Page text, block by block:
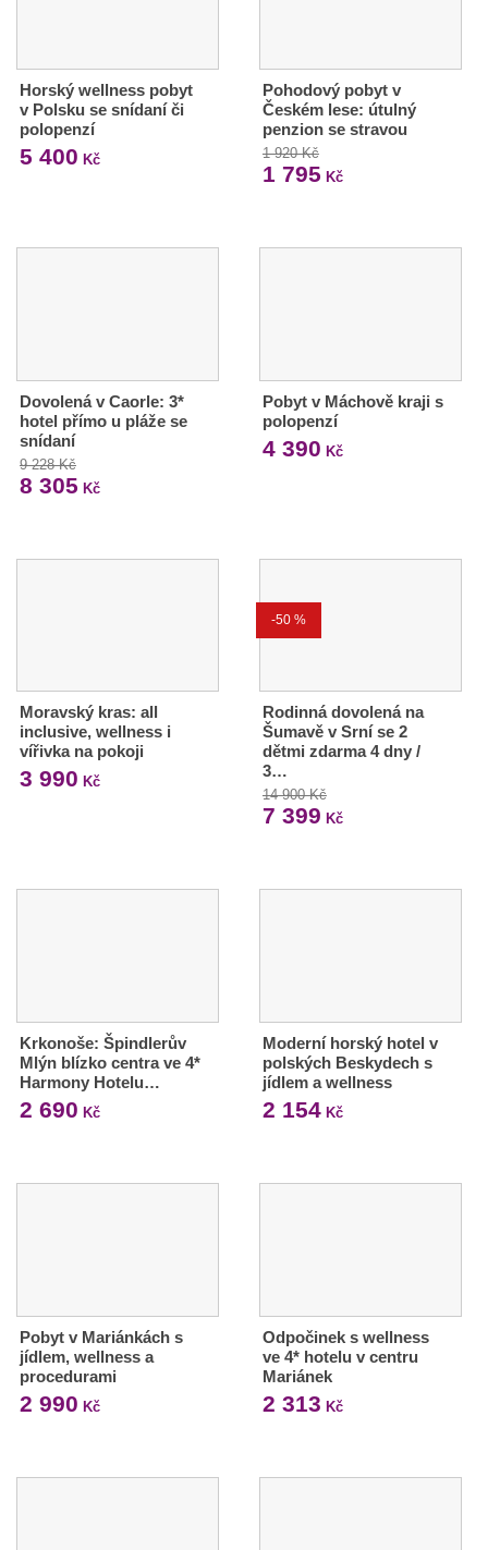
Horský wellness pobyt
v Polsku se snídaní či
polopenzí
5 400 Kč
Pohodový pobyt v
Českém lese: útulný
penzion se stravou
1 920 Kč
1 795 Kč
Dovolená v Caorle: 3*
hotel přímo u pláže se
snídaní
9 228 Kč
8 305 Kč
Pobyt v Máchově kraji s
polopenzí
4 390 Kč
Moravský kras: all
inclusive, wellness i
vířivka na pokoji
3 990 Kč
-50 %
Rodinná dovolená na
Šumavě v Srní se 2
dětmi zdarma 4 dny /
3…
14 900 Kč
7 399 Kč
Krkonoše: Špindlerův
Mlýn blízko centra ve 4*
Harmony Hotelu…
2 690 Kč
Moderní horský hotel v
polských Beskydech s
jídlem a wellness
2 154Kč
Pobyt v Mariánkách s
jídlem, wellness a
procedurami
2 990 Kč
Odpočinek s wellness
ve 4* hotelu v centru
Mariánek
2 313 Kč